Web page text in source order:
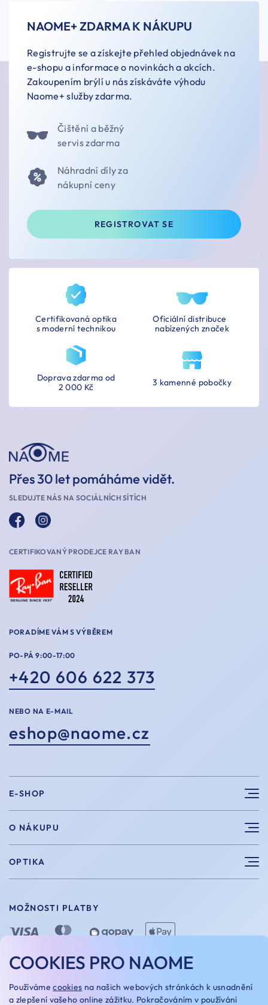
NAOME+ ZDARMA K NÁKUPU
Registrujte se a získejte přehled objednávek na
e-shopu a informace o novinkách a akcích.
Zakoupením brýlí u nás získáváte výhodu
Naome+ služby zdarma.
Čištění a běžný
servis zdarma
Náhradní díly za
nákupní ceny
REGISTROVAT SE
Certifikovaná optika
s moderní technikou
Oficiální distribuce
nabízených značek
3 kamenné pobočky
Doprava zdarma od
2 000 Kč
Přes 30 let pomáháme vidět.
SLEDUJTE NÁS NA SOCIÁLNÍCH SÍTÍCH
CERTIFIKOVANÝ PRODEJCE RAY BAN
PORADÍME VÁM S VÝBĚREM
PO-PÁ 9:00-17:00
+420 606 622 373
NEBO NA E-MAIL
eshop@naome.cz
E-SHOP
Sluneční brýle
Sportovní brýle
Vintage brýle
Doplňky
Dárkové poukazy
O NÁKUPU
Velikosti
Vrácení a výměna
Doprava a platba
Naome+
OPTIKA
O nás
Naše optiky
MOŽNOSTI PLATBY
MOŽNOSTI DOPRAVY
COOKIES PRO NAOME
Používámecookies na našich webových stránkách k usnadnění
a zlepšení vašeho online zážitku. Pokračováním v používání